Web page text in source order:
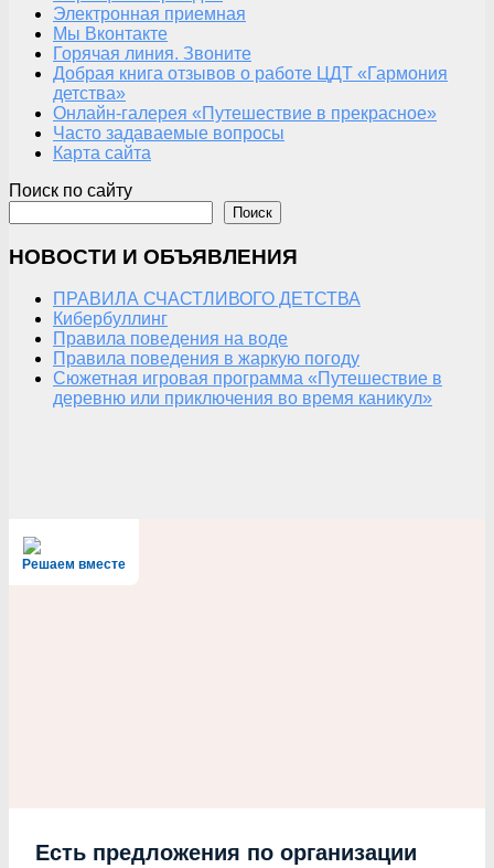
Электронная приемная
Мы Вконтакте
Горячая линия. Звоните
Добрая книга отзывов о работе ЦДТ «Гармония
детства»
Онлайн-галерея «Путешествие в прекрасное»
Часто задаваемые вопросы
Карта сайта
Поиск по сайту
Поиск
НОВОСТИ И ОБЪЯВЛЕНИЯ
ПРАВИЛА СЧАСТЛИВОГО ДЕТСТВА
Кибербуллинг
Правила поведения на воде
Правила поведения в жаркую погоду
Сюжетная игровая программа «Путешествие в
деревню или приключения во время каникул»
Решаем вместе
Есть предложения по организации